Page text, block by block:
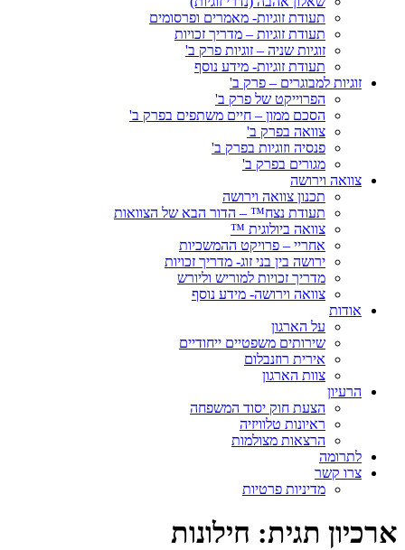
תעודת זוגיות- מאמרים ופרסומים
תעודת זוגיות – מדריך זכויות
זוגיות שניה – זוגיות פרק ב'
תעודת זוגיות- מידע נוסף
זוגיות למבוגרים – פרק ב'
הפרוייקט של פרק ב'
הסכם ממון – חיים משתפים בפרק ב'
צוואה בפרק ב'
פנסיה וזוגיות בפרק ב'
מגורים בפרק ב'
צוואה וירושה
תכנון צוואה וירושה
תעודת נצח™ – הדור הבא של הצוואות
צוואה ביולוגית ™
אחריי – פרויקט ההמשכיות
ירושה בין בני זוג- מדריך זכויות
מדריך זכויות למוריש וליורש
צוואה וירושה- מידע נוסף
אודות
על הארגון
שירותים משפטיים ייחודיים
אירית רוזנבלום
צוות הארגון
הרעיון
הצעת חוק יסוד המשפחה
ראיונות טלוויזיה
הרצאות מצולמות
לתרומה
צרו קשר
מדיניות פרטיות
ארכיון תגית: חילונות